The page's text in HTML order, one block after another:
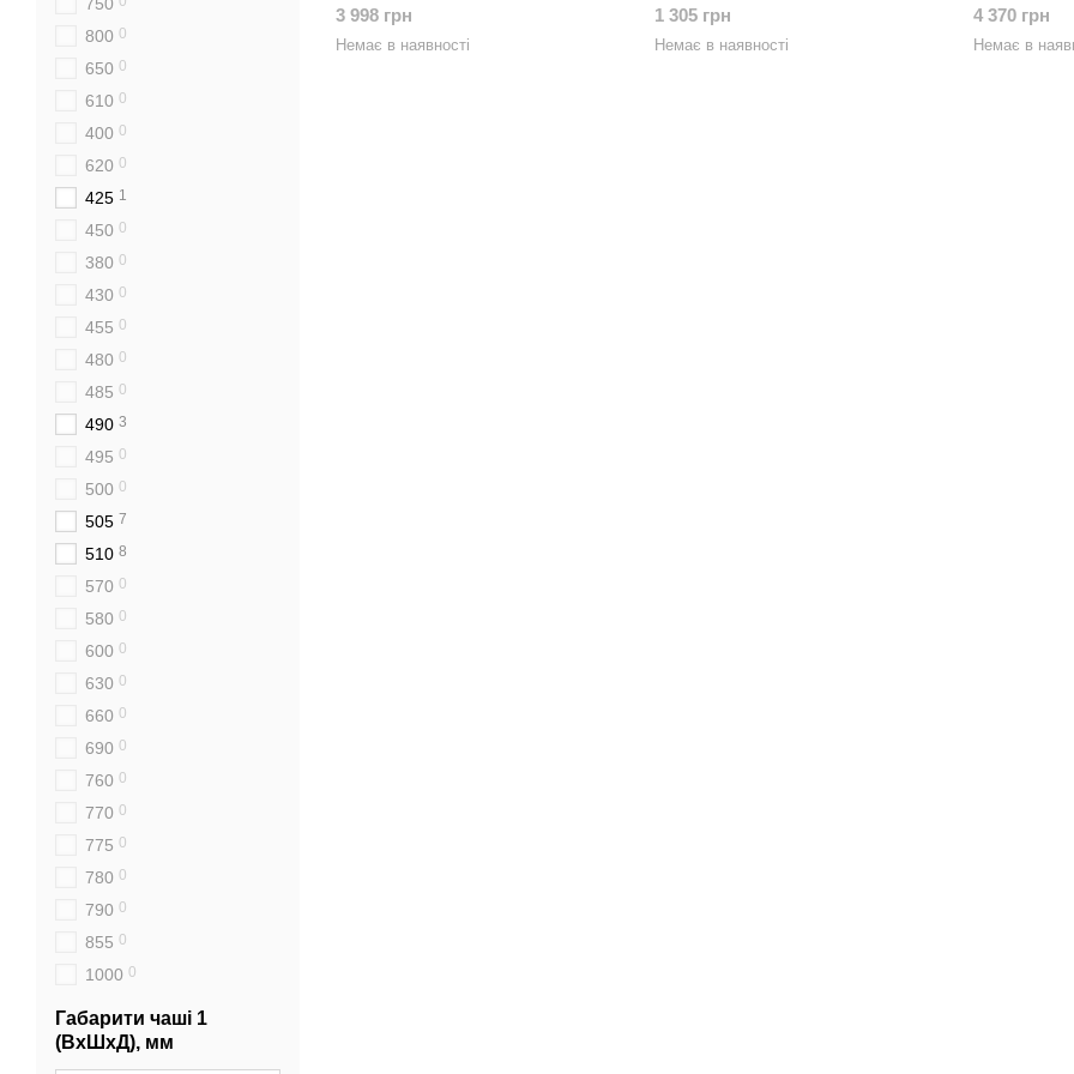
3 998 грн
Немає в наявності
1 305 грн
Немає в наявності
4 370 грн
Немає в
800 0
650 0
610 0
400 0
620 0
425 1
450 0
380 0
430 0
455 0
480 0
485 0
490 3
495 0
500 0
505 7
510 8
570 0
580 0
600 0
630 0
660 0
690 0
760 0
770 0
775 0
780 0
790 0
855 0
1000 0
Габарити чаші 1
(ВхШхД), мм